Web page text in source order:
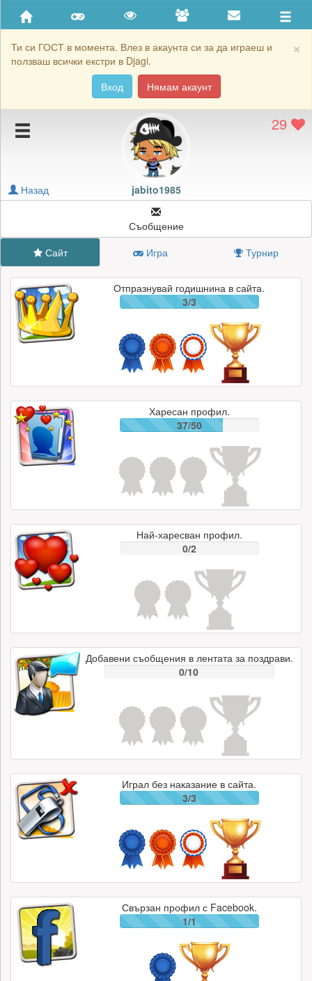
×
Ти си ГОСТ в момента. Влез в акаунта си за да играеш и
ползваш всички екстри в Djagi.
Вход
Нямам акаунт
Приятели
Хронология на игри
Подаръците на jabito1985
Картичките на jabito1985
Блокирай jabito1985
29
jabito1985
Назад
Съобщение
Сайт
Игра Турнир
Отпразнувай годишнина в сайта.
3/3
Харесан профил.
37/50
Най-харесван профил.
0/2
Добавени съобщения в лентата за поздрави.
0/10
Играл без наказание в сайта.
3/3
Свързан профил с Facebook.
1/1